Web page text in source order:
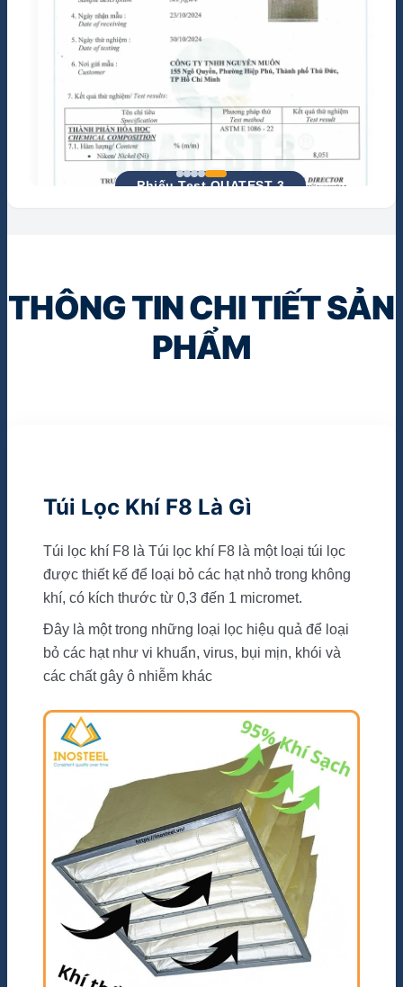
Chứng nhận ISO 9001:2015
THÔNG TIN CHI TIẾT SẢN
PHẨM
Túi Lọc Khí F8 Là Gì
Túi lọc khí F8 là Túi lọc khí F8 là một loại túi lọc
được thiết kế để loại bỏ các hạt nhỏ trong không
khí, có kích thước từ 0,3 đến 1 micromet.
Đây là một trong những loại lọc hiệu quả để loại
bỏ các hạt như vi khuẩn, virus, bụi mịn, khói và
các chất gây ô nhiễm khác